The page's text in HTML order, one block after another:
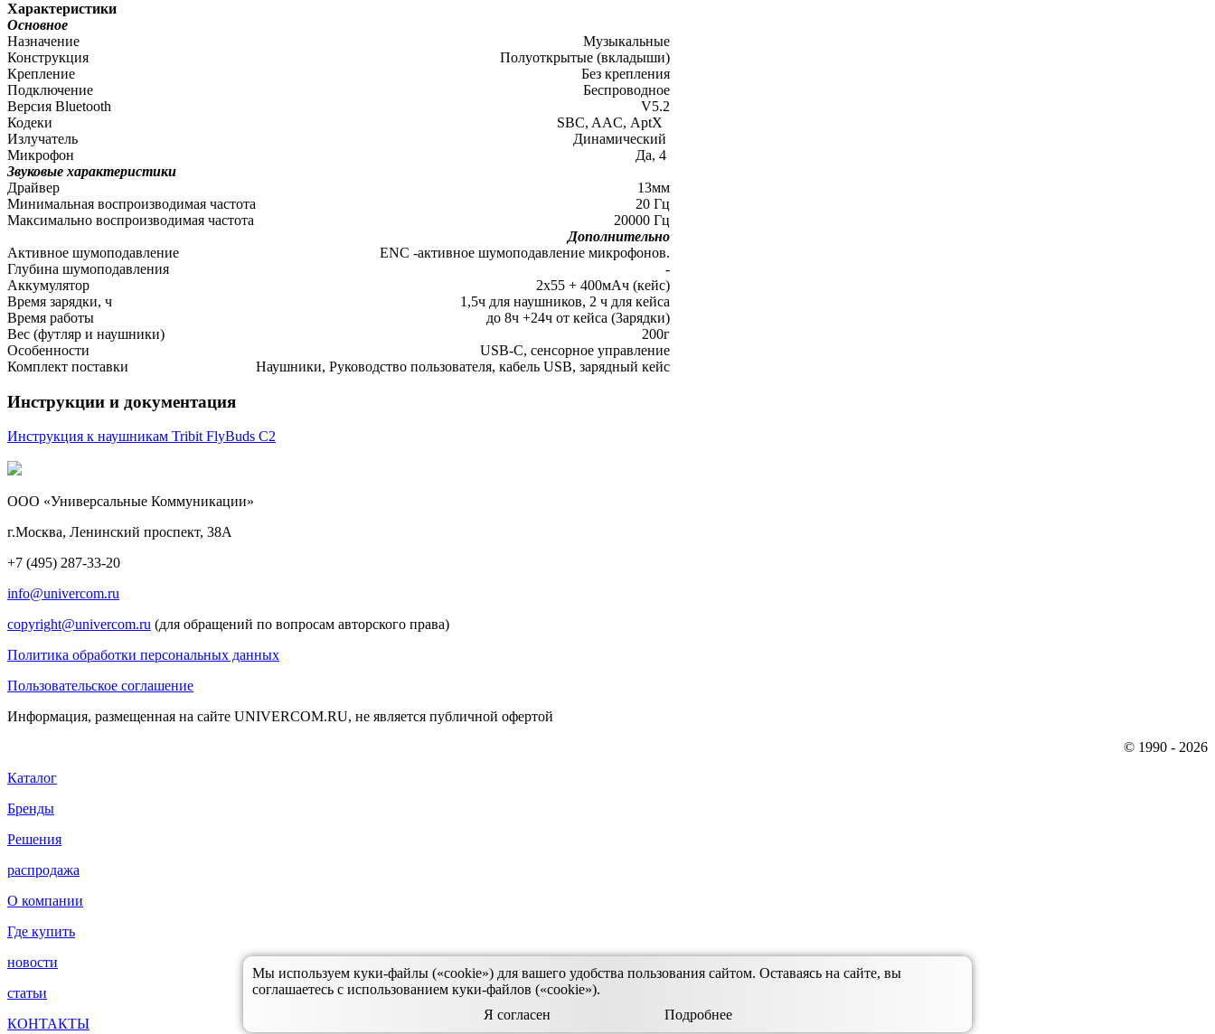
Характеристики
Основное
Назначение
Музыкальные
Конструкция
Полуоткрытые (вкладыши)
Крепление
Без крепления
Подключение
Беспроводное
Версия Bluetooth
V5.2
Кодеки
SBC, AAC, AptX
Излучатель
Динамический
Микрофон
Да, 4
Звуковые характеристики
Драйвер
13мм
Минимальная воспроизводимая частота
20 Гц
Максимально воспроизводимая частота
20000 Гц
Дополнительно
Активное шумоподавление
ENC -активное шумоподавление микрофонов.
Глубина шумоподавления
-
Аккумулятор
2х55 + 400мАч (кейс)
Время зарядки, ч
1,5ч для наушников, 2 ч для кейса
Время работы
до 8ч +24ч от кейса (3арядки)
Вес (футляр и наушники)
200г
Особенности
USB-C, сенсорное управление
Комплект поставки
Наушники, Руководство пользователя, кабель USB, зарядный кейс
Инструкции и документация
Инструкция к наушникам Tribit FlyBuds C2
ООО «Универсальные Коммуникации»
г.Москва, Ленинский проспект, 38А
+7 (495) 287-33-20
info@univercom.ru
copyright@univercom.ru (для обращений по вопросам авторского права)
Политика обработки персональных данных
Пользовательское соглашение
Информация, размещенная на сайте UNIVERCOM.RU, не является публичной офертой
© 1990 - 2026
Каталог
Бренды
Решения
распродажа
О компании
Где купить
новости
статьи
КОНТАКТЫ
Мы используем куки-файлы («cookie») для вашего удобства пользования сайтом. Оставаясь на сайте, вы
соглашаетесь с использованием куки-файлов («cookie»).
Я согласен
Подробнее